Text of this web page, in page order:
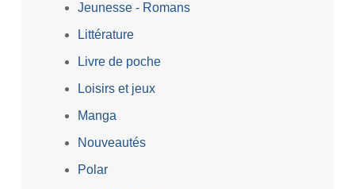
Jeunesse - Romans
Littérature
Livre de poche
Loisirs et jeux
Manga
Nouveautés
Polar